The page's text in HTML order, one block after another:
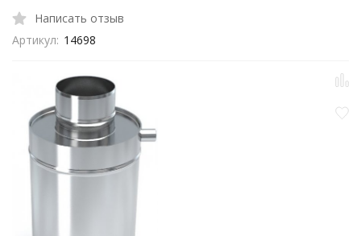
Написать отзыв
Артикул: 14698